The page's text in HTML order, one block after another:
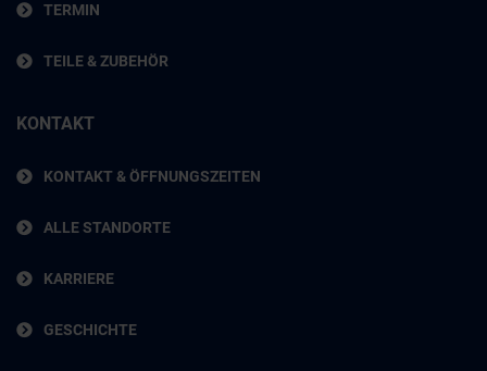
TERMIN
TEILE & ZUBEHÖR
KONTAKT
KONTAKT & ÖFFNUNGSZEITEN
ALLE STANDORTE
KARRIERE
GESCHICHTE